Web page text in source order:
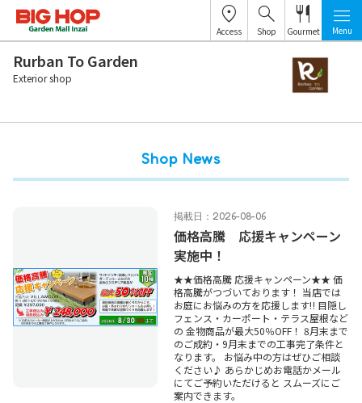
Access Shop Gourmet Menu
Rurban To Garden
Exterior shop
Shop News
掲載日：2026-08-06
価格高騰 応援キャンペーン
実施中！
★★価格高騰 応援キャンペーン★★ 価
格高騰がつづいております！ 当店では
お庭にお悩みの方を応援します‼ 目隠し
フェンス・カーポート・テラス屋根など
の 金物商品が最大50％OFF！ 8月末まで
のご成約・9月末までの工事完了条件と
なります。 お悩み中の方はぜひご相談
ください♪ あらかじめお電話かメール
にてご予約いただけると スムーズにご
案内できます。